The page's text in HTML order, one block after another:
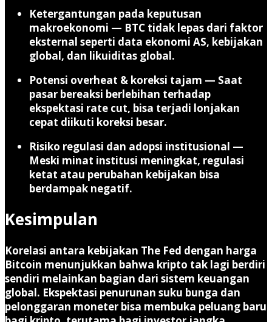
Ketergantungan pada keputusan
makroekonomi — BTC tidak lepas dari faktor
eksternal seperti data ekonomi AS, kebijakan
global, dan likuiditas global.
Potensi overheat & koreksi tajam — Saat
pasar bereaksi berlebihan terhadap
ekspektasi rate cut, bisa terjadi lonjakan
cepat diikuti koreksi besar.
Risiko regulasi dan adopsi institusional —
Meski minat institusi meningkat, regulasi
ketat atau perubahan kebijakan bisa
berdampak negatif.
Kesimpulan
Korelasi antara kebijakan The Fed dengan harga
Bitcoin menunjukkan bahwa kripto tak lagi berdiri
sendiri melainkan bagian dari sistem keuangan
global. Ekspektasi penurunan suku bunga dan
pelonggaran moneter bisa membuka peluang baru